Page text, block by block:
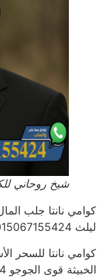
شيخ روحاني
كوامي نانتا جلب
ليلث 0015067155424
كوامي نانتا للسحر
الخبيثة قوى الجوجو 0015067155424